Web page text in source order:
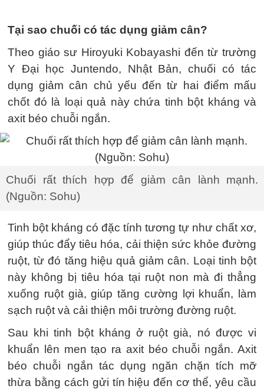
Tại sao chuối có tác dụng giảm cân?
Theo giáo sư Hiroyuki Kobayashi đến từ trường
Y Đại học Juntendo, Nhật Bản, chuối có tác
dụng giảm cân chủ yếu đến từ hai điểm mấu
chốt đó là loại quả này chứa tinh bột kháng và
axit béo chuỗi ngắn.
Chuối rất thích hợp để giảm cân lành mạnh.
(Nguồn: Sohu)
Tinh bột kháng có đặc tính tương tự như chất xơ,
giúp thúc đẩy tiêu hóa, cải thiện sức khỏe đường
ruột, từ đó tăng hiệu quả giảm cân. Loại tinh bột
này không bị tiêu hóa tại ruột non mà đi thẳng
xuống ruột già, giúp tăng cường lợi khuẩn, làm
sạch ruột và cải thiện môi trường đường ruột.
Sau khi tinh bột kháng ở ruột già, nó được vi
khuẩn lên men tạo ra axit béo chuỗi ngắn. Axit
béo chuỗi ngắn tác dụng ngăn chặn tích mỡ
thừa bằng cách gửi tín hiệu đến cơ thể, yêu cầu